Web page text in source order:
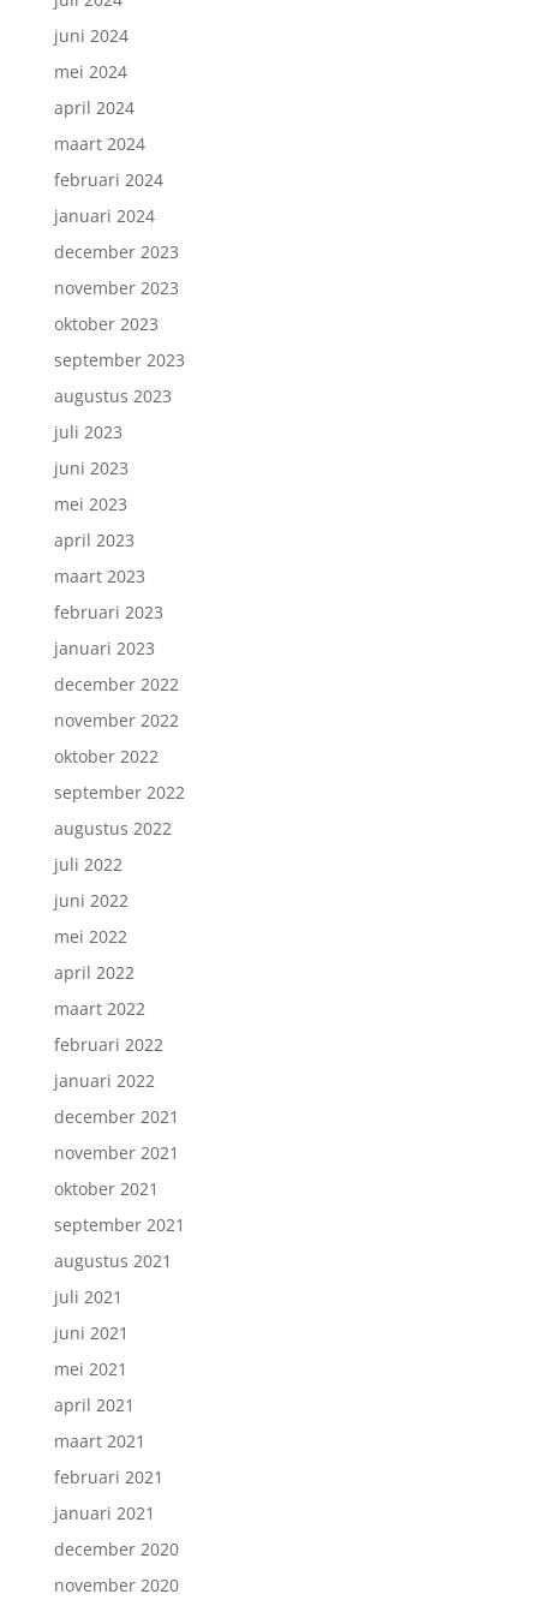
juni 2024
mei 2024
april 2024
maart 2024
februari 2024
januari 2024
december 2023
november 2023
oktober 2023
september 2023
augustus 2023
juli 2023
juni 2023
mei 2023
april 2023
maart 2023
februari 2023
januari 2023
december 2022
november 2022
oktober 2022
september 2022
augustus 2022
juli 2022
juni 2022
mei 2022
april 2022
maart 2022
februari 2022
januari 2022
december 2021
november 2021
oktober 2021
september 2021
augustus 2021
juli 2021
juni 2021
mei 2021
april 2021
maart 2021
februari 2021
januari 2021
december 2020
november 2020